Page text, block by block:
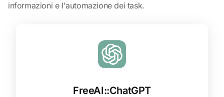
informazioni e l'automazione dei task.
FreeAI::ChatGPT